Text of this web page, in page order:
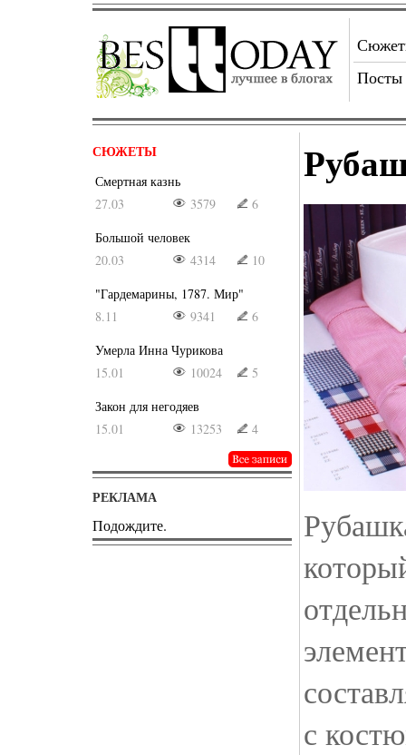
Посты
СЮЖЕТЫ
Смертная казнь
27.03
3579
6
Большой человек
20.03
4314
10
"Гардемарины, 1787. Мир"
8.11
9341
6
Умерла Инна Чурикова
15.01
10024
5
Закон для негодяев
15.01
13253 4
РЕКЛАМА
Подождите.
с